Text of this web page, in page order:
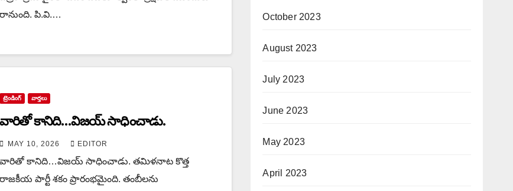
రానుంది. పి.వి.…
ట్రెండింగ్ వార్త‌లు
వారితో కానిది…విజయ్ సాధించాడు.
MAY 10, 2026 EDITOR
వారితో కానిది…విజయ్ సాధించాడు. త‌మిళ‌నాట కొత్త
రాజ‌కీయ పార్టీ శ‌కం ప్రారంభ‌మైంది. తంబీల‌ను
October 2023
August 2023
July 2023
June 2023
May 2023
April 2023